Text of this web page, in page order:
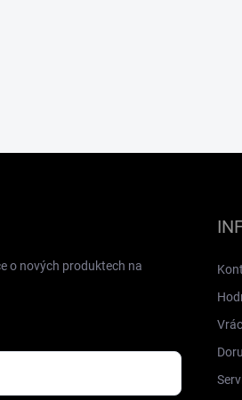
o nových produktech na